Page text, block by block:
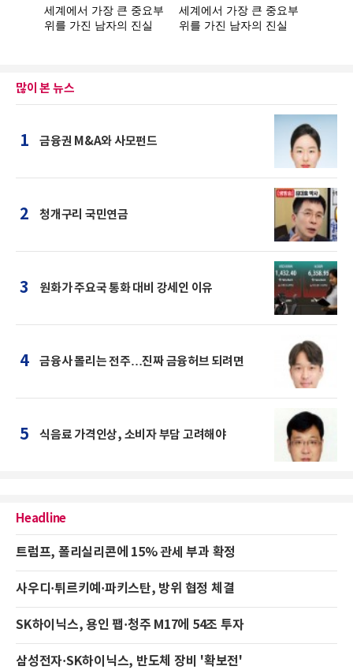
많이 본 뉴스
1 금융권 M&A와 사모펀드
2 청개구리 국민연금
3 원화가 주요국 통화 대비 강세인 이유
4 금융사 몰리는 전주…진짜 금융허브 되려면
5 식음료 가격인상, 소비자 부담 고려해야
Headline
트럼프, 폴리실리콘에 15% 관세 부과 확정
사우디·튀르키예·파키스탄, 방위 협정 체결
SK하이닉스, 용인 팹·청주 M17에 54조 투자
삼성전자·SK하이닉스, 반도체 장비 '확보전'